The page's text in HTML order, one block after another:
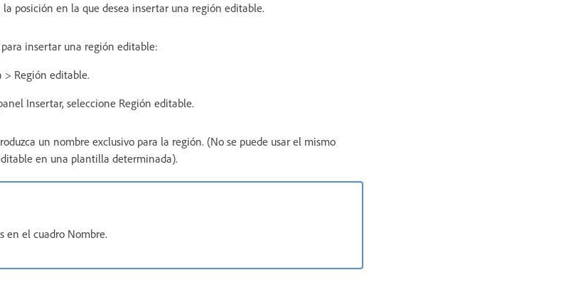
posición en la que desea insertar una región editable.
insertar una región editable:
Región editable.
Insertar, seleccione Región editable.
un nombre exclusivo para la región. (No se puede usar el mismo
en una plantilla determinada).
en el cuadro Nombre.